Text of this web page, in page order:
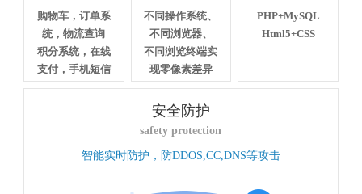
购物车，订单系
统，物流查询
积分系统，在线
支付，手机短信
不同操作系统、
不同浏览器、
不同浏览终端实
现零像素差异
PHP+MySQL
Html5+CSS
安全防护
safety protection
智能实时防护，防DDOS,CC,DNS等攻击